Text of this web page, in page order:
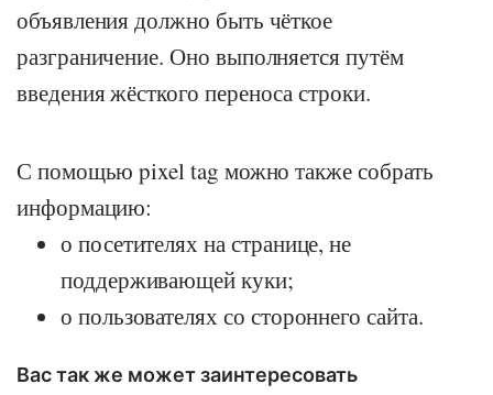
объявления должно быть чёткое
разграничение. Оно выполняется путём
введения жёсткого переноса строки.
С помощью pixel tag можно также собрать
информацию:
о посетителях на странице, не
поддерживающей куки;
о пользователях со стороннего сайта.
Вас так же может заинтересовать